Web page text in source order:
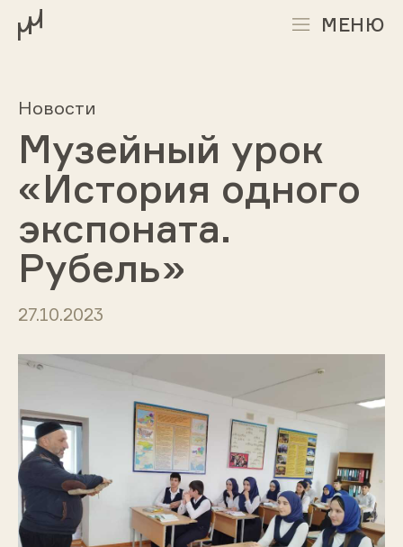
МЕНЮ
Новости
Музейный урок
«История одного
экспоната.
Рубель»
27.10.2023